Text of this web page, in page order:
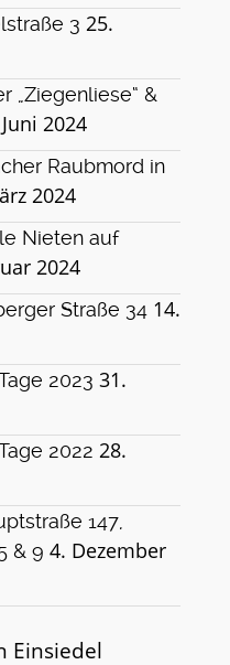
3 25.
„Ziegenliese“ &
2024
Raubmord in
2024
Nieten auf
2024
Straße 34 14.
2023 31.
2022 28.
147,
& 9 4. Dezember
Einsiedel